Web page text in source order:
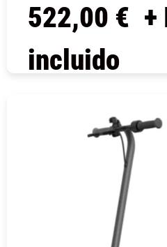
522,00 € +
incluido